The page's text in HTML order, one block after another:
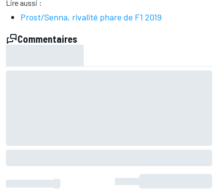
Lire aussi :
Prost/Senna, rivalité phare de F1 2019
Commentaires